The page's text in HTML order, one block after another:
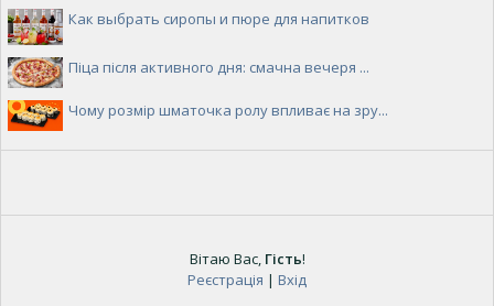
Как выбрать сиропы и пюре для напитков
Піца після активного дня: смачна вечеря ...
Чому розмір шматочка ролу впливає на зру...
Вітаю Вас, Гість!
Реєстрація | Вхід